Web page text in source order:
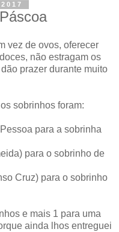
vez de ovos, oferecer
não estragam os
prazer durante muito
sobrinhos foram:
para a sobrinha
para o sobrinho de
Cruz) para o sobrinho
e mais 1 para uma
ainda lhos entreguei